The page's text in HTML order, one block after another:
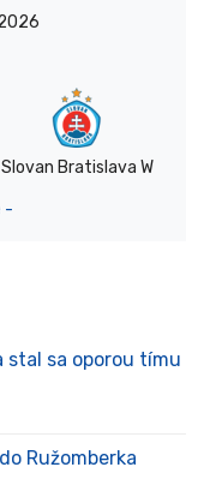
Slovan Bratislava W
-
stal sa oporou tímu
Ružomberka